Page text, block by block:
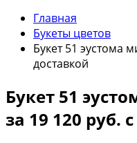
Главная
Букеты цветов
Букет 51 эустома
доставкой
Букет 51
за 19 120 руб.